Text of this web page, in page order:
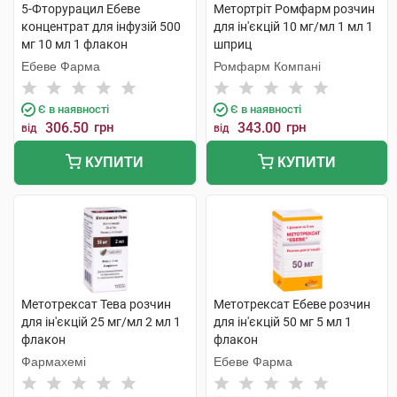
5-Фторурацил Ебеве
концентрат для інфузій 500
мг 10 мл 1 флакон
Ебеве Фарма
Є в наявності
від 306.50 грн
КУПИТИ
Метортріт Ромфарм розчин
для ін'єкцій 10 мг/мл 1 мл 1
шприц
Ромфарм Компані
Є в наявності
від 343.00 грн
КУПИТИ
Метотрексат Тева розчин
для ін'єкцій 25 мг/мл 2 мл 1
флакон
Фармахемі
Метотрексат Ебеве розчин
для ін'єкцій 50 мг 5 мл 1
флакон
Ебеве Фарма